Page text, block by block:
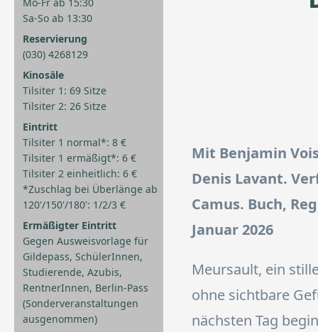
Mit Benjamin
Denis Lavant.
Camus. Buch,
Januar 2026
Meursault, ein
ohne sichtbare
nächsten Tag
Sa-So ab 13:30
Reservierung
(030) 4268129
Kinosäle
Tilsiter 1: 69 Sitze
Tilsiter 2: 26 Sitze
Eintritt
Tilsiter 1 normal*: 8 €
Tilsiter 1 ermäßigt*: 6 €
Tilsiter 2 einheitlich: 6 €
*Zuschlag bei Überlänge ab
120'/150'/180': 1/2/3 €
Ermäßigter Eintritt
Gegen Ausweisvorlage für
Gildepass, SchülerInnen,
Studierende, Azubis,
RentnerInnen, Berlin-Pass
(Sonderveranstaltungen
ausgenommen)